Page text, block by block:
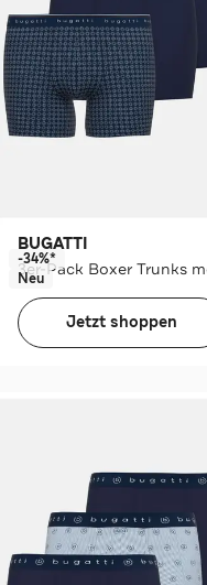
BUGATTI
-34%*
Neu
Jetzt shoppen